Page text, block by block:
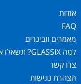
אודות
FAQ
מאמרים וובינרים
למה GLASSIX? תשאלו את המשתמשים!
צרו קשר
הצהרת נגישות